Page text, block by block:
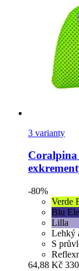
3 varianty
Coralpina
-80%
Verde
Blu
Lilla
Lehký
S
64,88 Kč